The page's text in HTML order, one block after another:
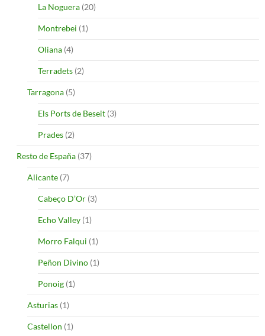
La Noguera (20)
Montrebei (1)
Oliana (4)
Terradets (2)
Tarragona (5)
Els Ports de Beseit (3)
Prades (2)
Resto de España (37)
Alicante (7)
Cabeço D’Or (3)
Echo Valley (1)
Morro Falqui (1)
Peñon Divino (1)
Ponoig (1)
Asturias (1)
Castellon (1)